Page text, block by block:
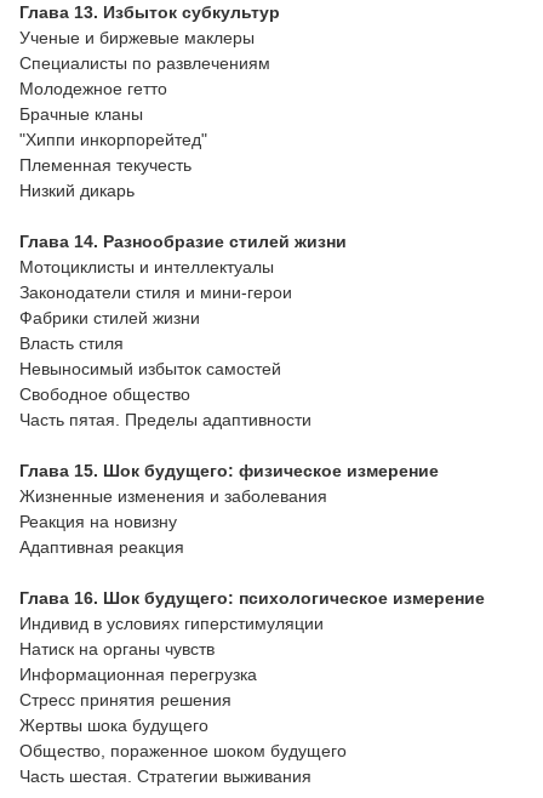
Глава 13. Избыток субкультур
Ученые и биржевые маклеры
Специалисты по развлечениям
Молодежное гетто
Брачные кланы
"Хиппи инкорпорейтед"
Племенная текучесть
Низкий дикарь
Глава 14. Разнообразие стилей жизни
Мотоциклисты и интеллектуалы
Законодатели стиля и мини-герои
Фабрики стилей жизни
Власть стиля
Невыносимый избыток самостей
Свободное общество
Часть пятая. Пределы адаптивности
Глава 15. Шок будущего: физическое измерение
Жизненные изменения и заболевания
Реакция на новизну
Адаптивная реакция
Глава 16. Шок будущего: психологическое измерение
Индивид в условиях гиперстимуляции
Натиск на органы чувств
Информационная перегрузка
Стресс принятия решения
Жертвы шока будущего
Общество, пораженное шоком будущего
Часть шестая. Стратегии выживания